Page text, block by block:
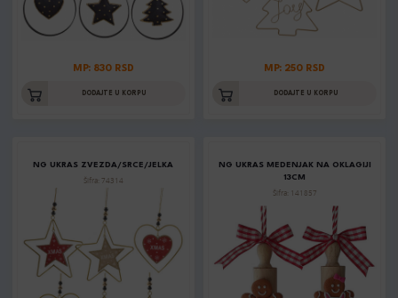
MP: 830 RSD
DODAJTE U KORPU
MP: 250 RSD
DODAJTE U KORPU
NG UKRAS ZVEZDA/SRCE/JELKA
Šifra: 74314
NG UKRAS MEDENJAK NA OKLAGIJI
13CM
Šifra: 141857